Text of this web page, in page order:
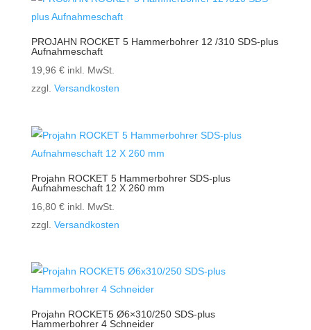
PROJAHN ROCKET 5 Hammerbohrer 12 /310 SDS-plus
Aufnahmeschaft
19,96 € inkl. MwSt.
zzgl. Versandkosten
Projahn ROCKET 5 Hammerbohrer SDS-plus
Aufnahmeschaft 12 X 260 mm
16,80 € inkl. MwSt.
zzgl. Versandkosten
Projahn ROCKET5 Ø6×310/250 SDS-plus
Hammerbohrer 4 Schneider